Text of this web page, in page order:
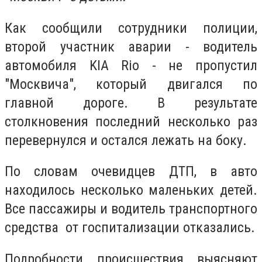
Как сообщили сотрудники полиции,
второй участник аварии - водитель
автомобиля KIA Rio - не пропустил
"Москвича", который двигался по
главной дороге. В результате
столкновения последний несколько раз
перевернулся и остался лежать на боку.
По словам очевидцев ДТП, в авто
находилось несколько маленьких детей.
Все пассажиры и водитель транспортного
средства от госпитализации отказались.